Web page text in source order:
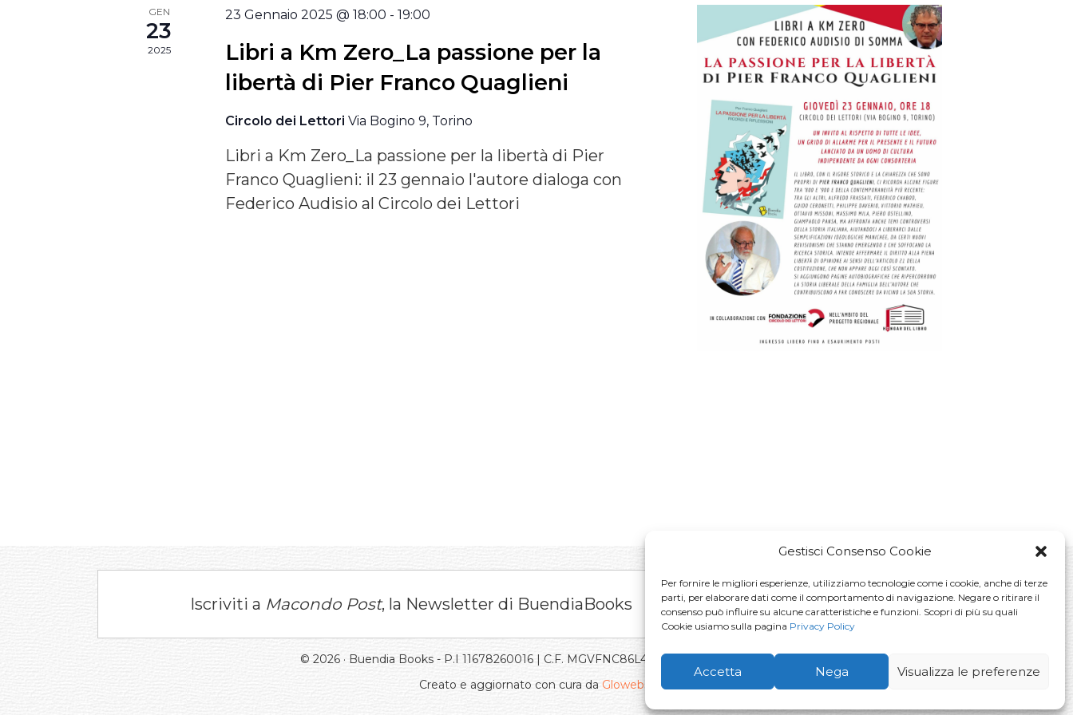
Gestisci Consenso Cookie
Per fornire le migliori esperienze, utilizziamo tecnologie come i cookie, anche di terze
parti, per elaborare dati come il comportamento di navigazione. Negare o ritirare il
consenso può influire su alcune caratteristiche e funzioni. Scopri di più su quali
Cookie usiamo sulla pagina Privacy Policy
Accetta Nega Visualizza le preferenze
EVENTI
GEN
23
2025
23 Gennaio 2025 @ 18:00 -19:00
Libri a Km Zero_La passione per la
libertà di Pier Franco Quaglieni
Circolo dei LettoriVia Bogino 9, Torino
Libri a Km Zero_La passione per la libertà di Pier
Franco Quaglieni: il 23 gennaio l'autore dialoga con
Federico Audisio al Circolo dei Lettori
Iscriviti a Macondo Post, la Newsletter di BuendiaBooks La voglio!
© 2026 · Buendia Books - P.I 11678260016 | C.F. MGVFNC86L43L219J |
Privacy Policy
Creato e aggiornato con cura da Gloweb.it